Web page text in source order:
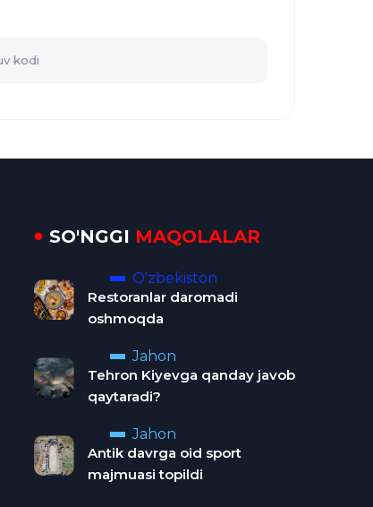
SO'NGGI MAQOLALAR
O'zbekiston
Restoranlar daromadi
oshmoqda
Jahon
Tehron Kiyevga qanday javob
qaytaradi?
Jahon
Antik davrga oid sport
majmuasi topildi